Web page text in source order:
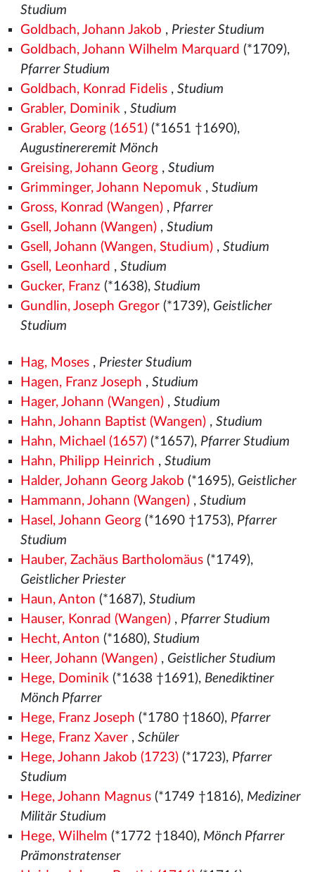
Studium
Goldbach, Johann Jakob , Priester Studium
Goldbach, Johann Wilhelm Marquard (*1709),
Pfarrer Studium
Goldbach, Konrad Fidelis, Studium
Grabler, Dominik, Studium
Grabler, Georg (1651)(*1651 †1690),
Augustinereremit Mönch
Greising, Johann Georg, Studium
Grimminger, Johann Nepomuk, Studium
Gross, Konrad (Wangen), Pfarrer
Gsell, Johann (Wangen), Studium
Gsell, Johann (Wangen, Studium), Studium
Gsell, Leonhard , Studium
Gucker, Franz (*1638), Studium
Gundlin, Joseph Gregor(*1739), Geistlicher
Studium
Hag, Moses, Priester Studium
Hagen, Franz Joseph , Studium
Hager, Johann (Wangen), Studium
Hahn, Johann Baptist (Wangen), Studium
Hahn, Michael (1657)(*1657), Pfarrer Studium
Hahn, Philipp Heinrich , Studium
Halder, Johann Georg Jakob (*1695), Geistlicher
Hammann, Johann (Wangen), Studium
Hasel, Johann Georg(*1690 †1753), Pfarrer
Studium
Hauber, Zachäus Bartholomäus(*1749),
Geistlicher Priester
Haun, Anton (*1687), Studium
Hauser, Konrad (Wangen), Pfarrer Studium
Hecht, Anton (*1680), Studium
Heer, Johann (Wangen), Geistlicher Studium
Hege, Dominik(*1638 †1691), Benediktiner
Mönch Pfarrer
Hege, Franz Joseph (*1780 †1860), Pfarrer
Hege, Franz Xaver, Schüler
Hege, Johann Jakob (1723)(*1723), Pfarrer
Studium
Hege, Johann Magnus(*1749 †1816), Mediziner
Militär Studium
Hege, Wilhelm (*1772 †1840), Mönch Pfarrer
Prämonstratenser